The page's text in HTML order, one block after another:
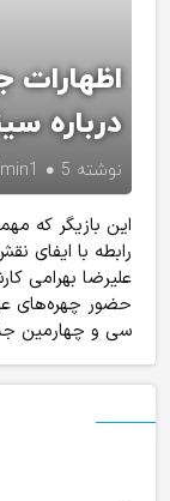
درباره
نوشته 5 سال پیش
این بازیگر که
رابطه با ایفای
علیرضا بهرامی
حضور چهره‌های
سی و چهارمین